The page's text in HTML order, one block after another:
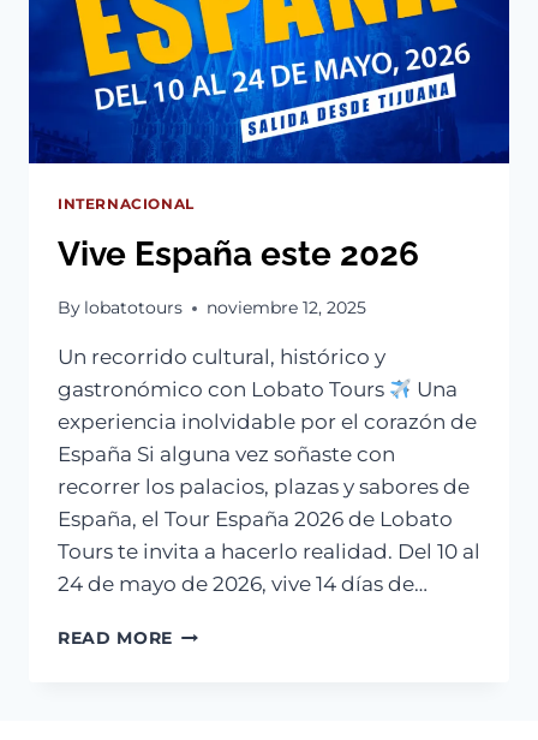
INTERNACIONAL
Vive España este 2026
By lobatotours noviembre 12, 2025
Un recorrido cultural, histórico y
gastronómico con Lobato Tours
Una
experiencia inolvidable por el corazón de
España Si alguna vez soñaste con
recorrer los palacios, plazas y sabores de
España, el Tour España 2026 de Lobato
Tours te invita a hacerlo realidad. Del 10 al
24 de mayo de 2026, vive 14 días de…
READ MORE VIVE